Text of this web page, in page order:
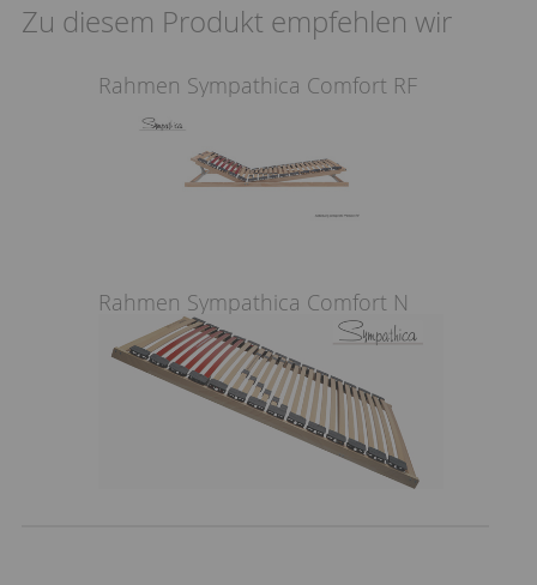
Zu diesem Produkt empfehlen wir
Rahmen Sympathica Comfort RF
Rahmen Sympathica Comfort N